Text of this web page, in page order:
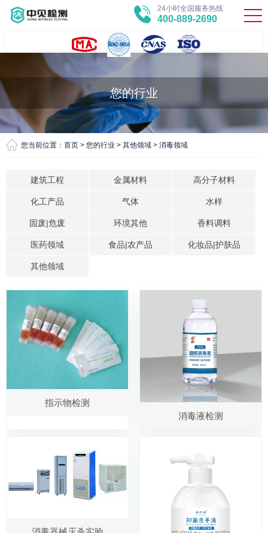
24小时全国服务热线
400-889-2690
您的行业
您当前位置： 首页 > 您的行业 > 其他领域 > 消毒领域
建筑工程 金属材料 高分子材料
化工产品 气体 水样
固废|危废 环境其他 香料调料
医药领域 食品|农产品 化妆品|护肤品
其他领域
指示物检测
消毒液检测